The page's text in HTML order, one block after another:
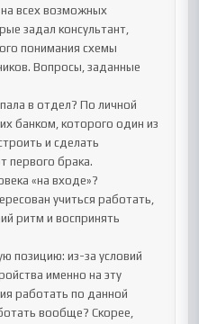
всех возможных
задал консультант,
понимания схемы
Вопросы, заданные
в отдел? По личной
банком, которого один из
и сделать
первого брака.
«на входе»?
учиться работать,
ритм и воспринять
позицию: из-за условий
именно на эту
работать по данной
вообще? Скорее,